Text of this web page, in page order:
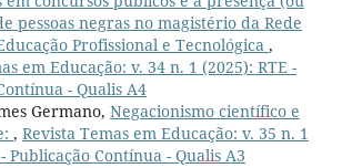
pessoas negras no magistério da Rede
Profissional e Tecnológica ,
em Educação: v. 34 n. 1 (2025): RTE -
- Qualis A4
Germano, Negacionismo científico e
, Revista Temas em Educação: v. 35 n. 1
Publicação Contínua - Qualis A3